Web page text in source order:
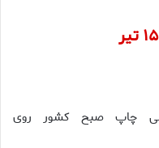
چاپ صبح کشور روی